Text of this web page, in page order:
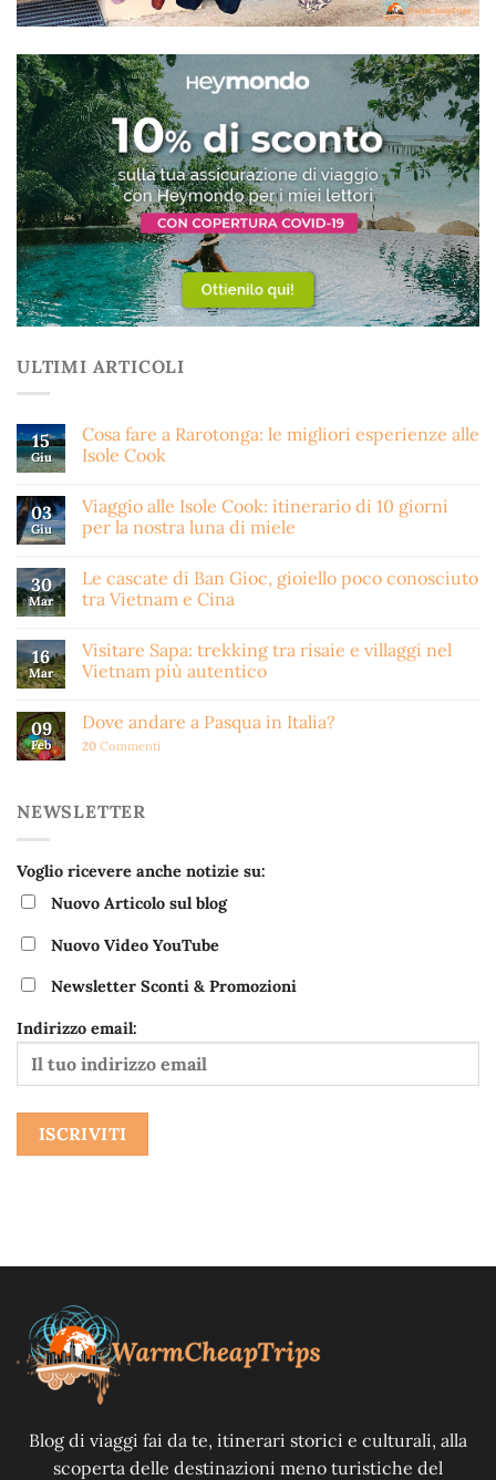
ULTIMI ARTICOLI
15
Giu
Cosa fare a Rarotonga: le migliori esperienze alle
Isole Cook
03
Giu
Viaggio alle Isole Cook: itinerario di 10 giorni
per la nostra luna di miele
30
Mar
Le cascate di Ban Gioc, gioiello poco conosciuto
tra Vietnam e Cina
16
Mar
Visitare Sapa: trekking tra risaie e villaggi nel
Vietnam più autentico
09
Feb
Dove andare a Pasqua in Italia?
20 Commenti
NEWSLETTER
Voglio ricevere anche notizie su:
Nuovo Articolo sul blog
Nuovo Video YouTube
Newsletter Sconti & Promozioni
Indirizzo email:
Blog di viaggi fai da te, itinerari storici e culturali, alla
scoperta delle destinazioni meno turistiche del